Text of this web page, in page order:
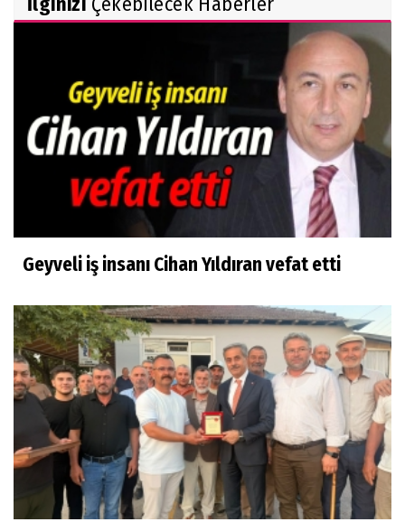
Geyveli iş insanı Cihan Yıldıran vefat etti